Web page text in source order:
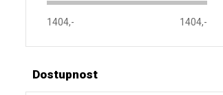
1404,- 1404,-
Dostupnost